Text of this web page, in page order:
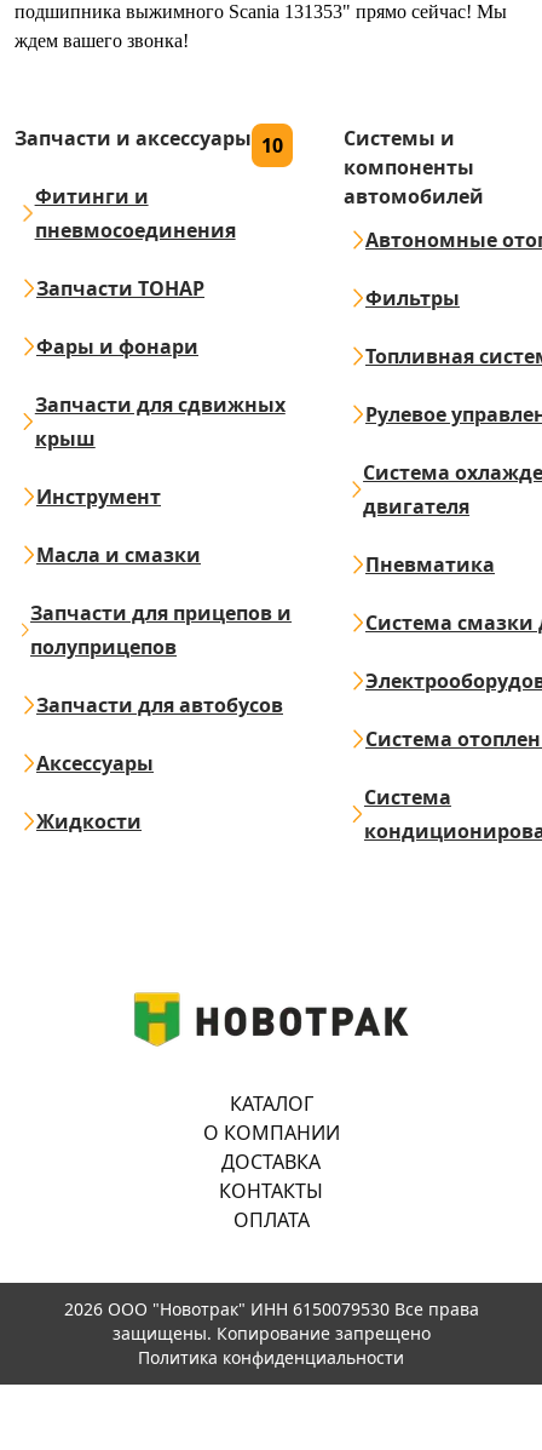
подшипника выжимного Scania 131353" прямо сейчас! Мы
ждем вашего звонка!
Запчасти и аксессуары 10
Фитинги и
пневмосоединения
Запчасти ТОНАР
Фары и фонари
Запчасти для сдвижных
крыш
Инструмент
Масла и смазки
Запчасти для прицепов и
полуприцепов
Запчасти для автобусов
Аксессуары
Жидкости
Системы и
компоненты
автомобилей
Автономные
Фильтры
Топливная
Рулевое
Система
двигателя
Пневматика
Система смазки
Система
Система
КАТАЛОГ
О КОМПАНИИ
ДОСТАВКА
КОНТАКТЫ
ОПЛАТА
2026 ООО "Новотрак" ИНН 6150079530 Все права
защищены. Копирование запрещено
Политика конфиденциальности